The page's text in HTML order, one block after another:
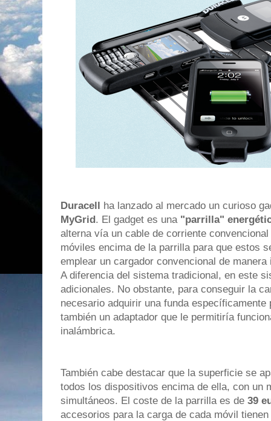
Duracell ha lanzado al mercado un curioso
MyGrid. El gadget es una "parrilla"
alterna vía un cable de corriente
móviles encima de la parrilla para que estos
emplear un cargador convencional de manera
A diferencia del sistema tradicional, en este
adicionales. No obstante, para conseguir la
necesario adquirir una funda específicamente
también un adaptador que le permitiría
inalámbrica.
También cabe destacar que la superficie se
todos los dispositivos encima de ella, con un
simultáneos. El coste de la parrilla es de 39
accesorios para la carga de cada móvil